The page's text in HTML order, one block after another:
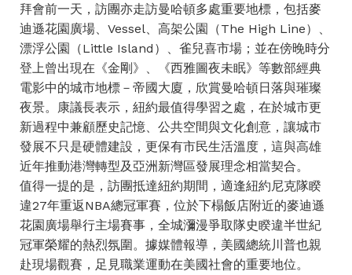
拜會前一天，訪團亦走訪曼哈頓多處重要地標，包括麥
迪遜花園廣場、Vessel、高架公園（The High Line）、
漂浮公園（Little Island）、雀兒喜市場；並在傍晚時分
登上曾出現在《金剛》、《西雅圖夜未眠》等數部經典
電影中的城市地標－帝國大廈，欣賞曼哈頓日落與璀璨
夜景。康議長表示，紐約最值得學習之處，在於城市更
新過程中兼顧歷史記憶、公共空間與文化創意，讓城市
發展不只是硬體建設，更保有市民生活溫度，這與高雄
近年推動港灣轉型及亞洲新灣區發展理念相當契合。
值得一提的是，訪團抵達紐約期間，適逢紐約尼克隊睽
違27年重返NBA總冠軍賽，位於下榻飯店附近的麥迪遜
花園廣場舉行主場賽事，全城瀰漫爭取隊史睽違半世紀
冠軍榮耀的熱烈氛圍。據媒體報導，美國總統川普也親
赴現場觀賽，足見職業運動在美國社會的重要地位。